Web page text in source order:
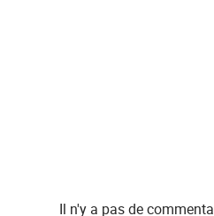
Il n'y a pas de